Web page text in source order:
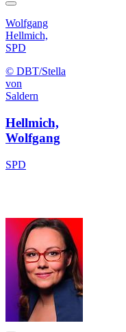
Wolfgang
Hellmich,
SPD
© DBT/Stella
von
Saldern
Hellmich,
Wolfgang
SPD